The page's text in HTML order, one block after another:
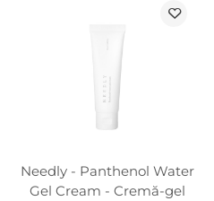
Needly - Panthenol Water
Gel Cream - Cremă-gel